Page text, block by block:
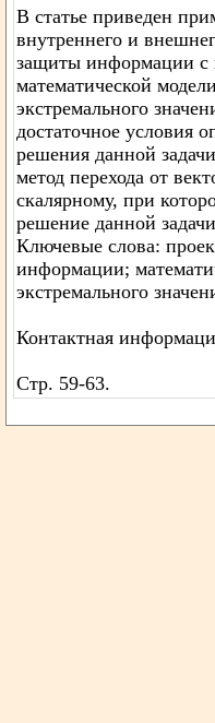
В статье приведен
внутреннего и
защиты информации с
математической
экстремального
достаточное условия
решения данной
метод перехода от
скалярному, при
решение данной
Ключевые слова:
информации;
экстремального
Контактная
Стр. 59-63.